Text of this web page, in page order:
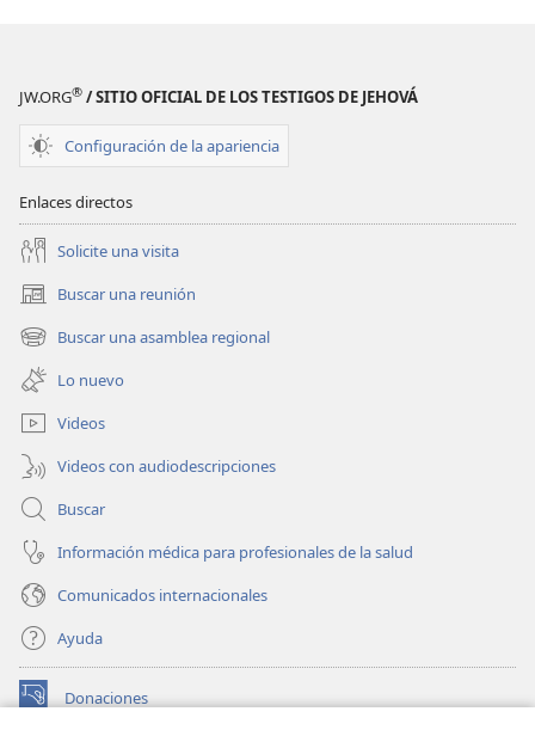
JW.ORG® / SITIO OFICIAL DE LOS TESTIGOS DE JEHOVÁ
Configuración de la apariencia
Enlaces directos
Solicite una visita
Buscar una reunión
(abre
una
nueva
ventana)
Buscar una asamblea regional
(abre
una
nueva
ventana)
Lo nuevo
Videos
Videos con audiodescripciones
Buscar
Información médica para profesionales de la salud
Comunicados internacionales
Ayuda
Donaciones
(abre